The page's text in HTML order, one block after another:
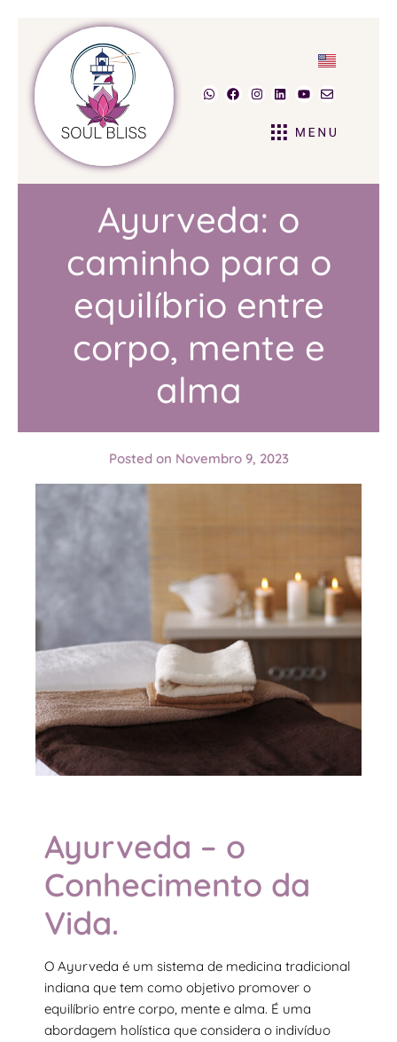
Ayurveda: o
caminho para o
equilíbrio entre
corpo, mente e
alma
Posted on Novembro 9, 2023
Ayurveda – o
Conhecimento da
Vida.
O Ayurveda é um sistema de medicina tradicional
indiana que tem como objetivo promover o
equilíbrio entre corpo, mente e alma. É uma
abordagem holística que considera o indivíduo